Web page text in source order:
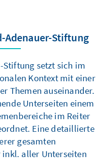
Adenauer-Stiftung
Stiftung setzt sich im
Kontext mit einer
Themen auseinander.
Unterseiten einem
im Reiter
Eine detaillierte
gesamten
aller Unterseiten